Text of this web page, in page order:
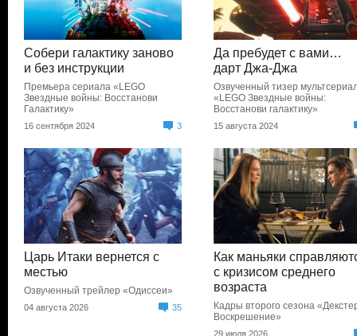
Собери галактику заново
и без инструкции
Премьера сериала «LEGO
Звездные войны: Восстанови
Галактику»
16 сентября 2024 3
Да пребудет с вами…
дарт Джа-Джа
Озвученный тизер
«LEGO Звездные войны:
Восстанови галактику»
15 августа 2024
Царь Итаки вернется с
местью
Озвученный трейлер «Одиссеи»
04 августа 2026 35
Как маньяки
с кризисом среднего
возраста
Кадры второго сезона
Воскрешение»
29 июля 2026